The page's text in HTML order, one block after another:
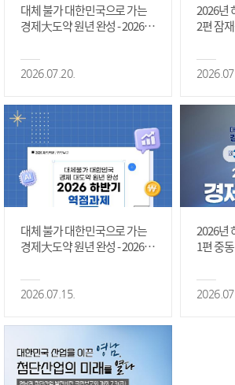
대체 불가 대한민국으로 가는
경제大도약 원년 완성 - 2026 하
정상화 #2편
2026.07.20.
2026년
2편 잠
대체 불가 대한민국으로 가는
경제大도약 원년 완성 - 2026 하
2026.07.15.
2026년
1편 중